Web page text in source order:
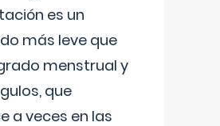
es un
más leve que
menstrual y
que
a veces en las